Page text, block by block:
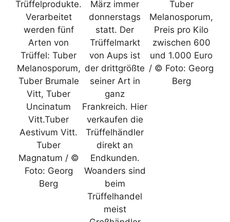
Trüffelprodukte.
Verarbeitet
werden fünf
Arten von
Trüffel: Tuber
Melanosporum,
Tuber Brumale
Vitt, Tuber
Uncinatum
Vitt.Tuber
Aestivum Vitt.
Tuber
Magnatum / ©
Foto: Georg
Berg
März immer
donnerstags
statt. Der
Trüffelmarkt
von Aups ist
der drittgrößte
seiner Art in
ganz
Frankreich. Hier
verkaufen die
Trüffelhändler
direkt an
Endkunden.
Woanders sind
beim
Trüffelhandel
meist
Tuber
Melanosporum,
Preis pro Kilo
zwischen 600
und 1.000 Euro
/ © Foto: Georg
Berg